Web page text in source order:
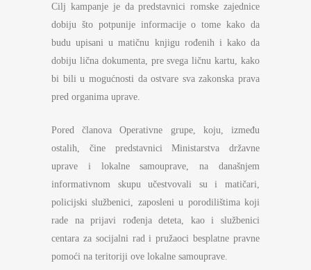
Cilj kampanje je da predstavnici romske zajednice
dobiju što potpunije informacije o tome kako da
budu upisani u matičnu knjigu rođenih i kako da
dobiju lična dokumenta, pre svega ličnu kartu, kako
bi bili u mogućnosti da ostvare sva zakonska prava
pred organima uprave.
Pored članova Operativne grupe, koju, između
ostalih, čine predstavnici Ministarstva državne
uprave i lokalne samouprave, na današnjem
informativnom skupu učestvovali su i matičari,
policijski službenici, zaposleni u porodilištima koji
rade na prijavi rođenja deteta, kao i službenici
centara za socijalni rad i pružaoci besplatne pravne
pomoći na teritoriji ove lokalne samouprave.